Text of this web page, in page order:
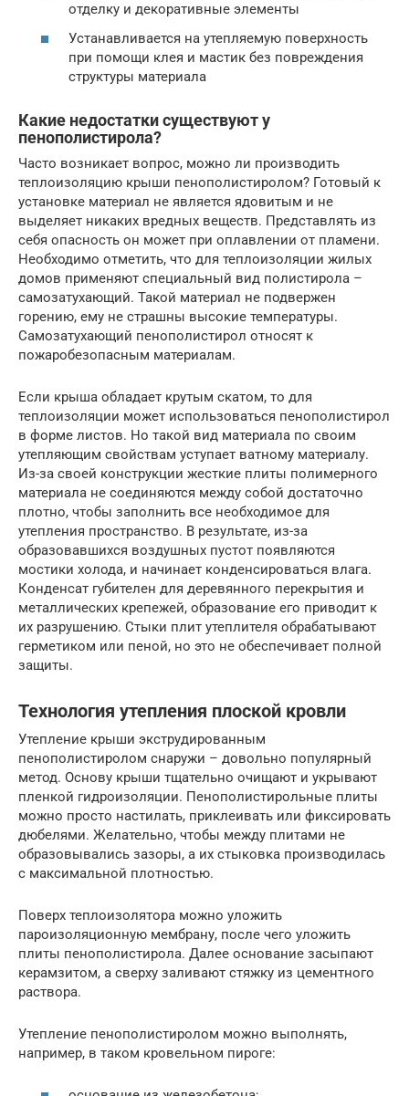
отделку и декоративные элементы
Устанавливается на утепляемую поверхность
при помощи клея и мастик без повреждения
структуры материала
Какие недостатки существуют у
пенополистирола?
Часто возникает вопрос, можно ли производить
теплоизоляцию крыши пенополистиролом? Готовый к
установке материал не является ядовитым и не
выделяет никаких вредных веществ. Представлять из
себя опасность он может при оплавлении от пламени.
Необходимо отметить, что для теплоизоляции жилых
домов применяют специальный вид полистирола –
самозатухающий. Такой материал не подвержен
горению, ему не страшны высокие температуры.
Самозатухающий пенополистирол относят к
пожаробезопасным материалам.
Если крыша обладает крутым скатом, то для
теплоизоляции может использоваться пенополистирол
в форме листов. Но такой вид материала по своим
утепляющим свойствам уступает ватному материалу.
Из-за своей конструкции жесткие плиты полимерного
материала не соединяются между собой достаточно
плотно, чтобы заполнить все необходимое для
утепления пространство. В результате, из-за
образовавшихся воздушных пустот появляются
мостики холода, и начинает конденсироваться влага.
Конденсат губителен для деревянного перекрытия и
металлических крепежей, образование его приводит к
их разрушению. Стыки плит утеплителя обрабатывают
герметиком или пеной, но это не обеспечивает полной
защиты.
Технология утепления плоской кровли
Утепление крыши экструдированным
пенополистиролом снаружи – довольно популярный
метод. Основу крыши тщательно очищают и укрывают
пленкой гидроизоляции. Пенополистирольные плиты
можно просто настилать, приклеивать или фиксировать
дюбелями. Желательно, чтобы между плитами не
образовывались зазоры, а их стыковка производилась
с максимальной плотностью.
Поверх теплоизолятора можно уложить
пароизоляционную мембрану, после чего уложить
плиты пенополистирола. Далее основание засыпают
керамзитом, а сверху заливают стяжку из цементного
раствора.
Утепление пенополистиролом можно выполнять,
например, в таком кровельном пироге: